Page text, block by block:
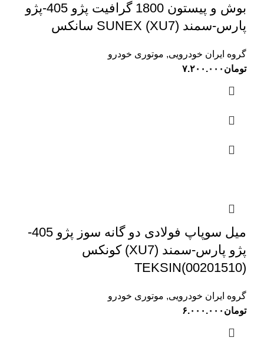
بوش و پیستون 1800 گرافیت پژو 405-پژو
پارس-سمند (XU7) SUNEX سانکس
گروه ایران خودرویی, موتوری خودرو
تومان ۷.۲۰۰.۰۰۰
میل سوپاپ فولادی دو گانه سوز پژو 405-
پژو پارس-سمند (XU7) کونکس
TEKSIN(00201510)
گروه ایران خودرویی, موتوری خودرو
تومان ۶.۰۰۰.۰۰۰